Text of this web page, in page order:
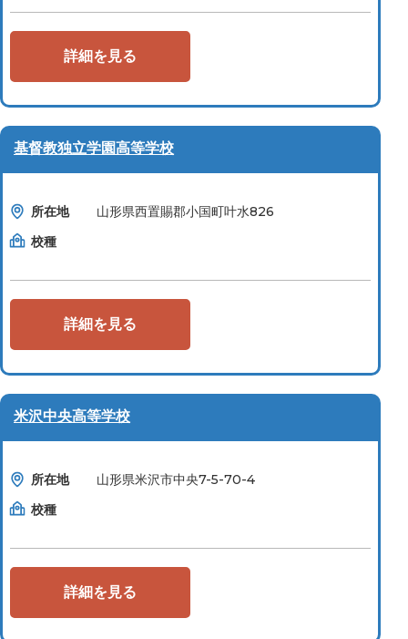
詳細を見る
基督教独立学園高等学校
所在地
山形県西置賜郡小国町叶水826
校種
詳細を見る
米沢中央高等学校
所在地
山形県米沢市中央7-5-70-4
校種
詳細を見る